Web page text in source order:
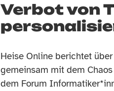
Verbot von
Heise Online berichtet
gemeinsam mit dem
dem Forum